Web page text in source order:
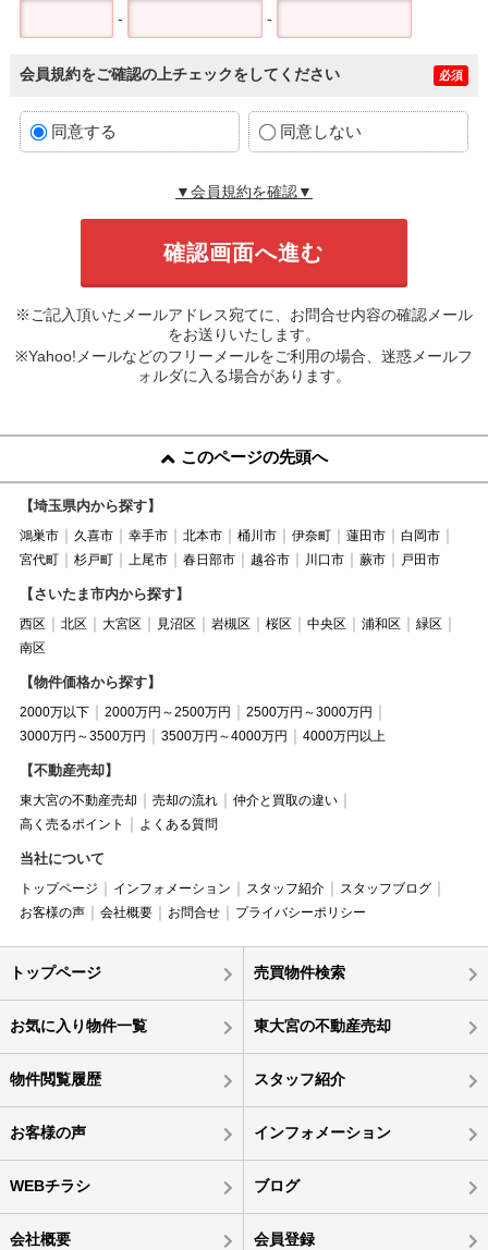
- -
会員規約をご確認の上チェックをしてください 必須
同意する 同意しない
▼会員規約を確認▼
※ご記入頂いたメールアドレス宛てに、お問合せ内容の確認メール
をお送りいたします。
※Yahoo!メールなどのフリーメールをご利用の場合、迷惑メールフ
ォルダに入る場合があります。
このページの先頭へ
【埼玉県内から探す】
鴻巣市 久喜市 幸手市 北本市 桶川市 伊奈町 蓮田市
白岡市
宮代町
杉戸町 上尾市 春日部市 越谷市 川口市 蕨市 戸田市
【さいたま市内から探す】
西区 北区 大宮区 見沼区 岩槻区 桜区 中央区 浦和区
緑区
南区
【物件価格から探す】
2000万以下 2000万円～2500万円
2500万円～3000万円
3000万円～3500万円
3500万円～4000万円 4000万円以上
【不動産売却】
東大宮の不動産売却 売却の流れ
仲介と買取の違い
高く売るポイント
よくある質問
当社について
トップページ インフォメーション スタッフ紹介
スタッフブログ
お客様の声
会社概要 お問合せ プライバシーポリシー
トップページ 売買物件検索
お気に入り物件一覧 東大宮の不動産売却
物件閲覧履歴 スタッフ紹介
お客様の声 インフォメーション
WEBチラシ ブログ
会社概要 会員登録